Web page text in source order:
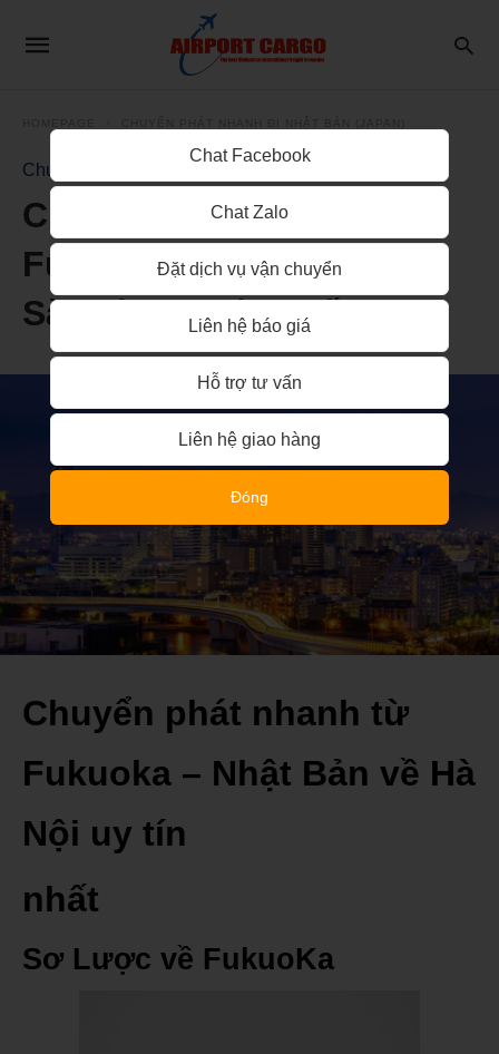
Chuyển phát nhanh đi Nhật Bản (Japan)
Chuyển phát nhanh từ
Fukuoka – Nhật Bản về
Sài Gòn uy tín nhất
Chuyển phát nhanh từ
Fukuoka – Nhật Bản về Hà
Nội uy tín
nhất
Sơ Lược về FukuoKa
Chat Facebook
Chat Zalo
Đặt dịch vụ vận chuyển
Liên hệ báo giá
Hỗ trợ tư vấn
Liên hệ giao hàng
Đóng